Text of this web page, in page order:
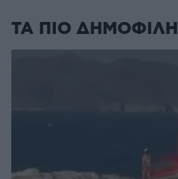
ΤΑ ΠΙΟ ΔΗΜΟΦΙΛΗ